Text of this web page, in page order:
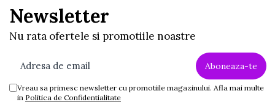
Newsletter
Nu rata ofertele si promotiile noastre
Vreau sa primesc newsletter cu promotiile magazinului. Afla mai multe
in Politica de Confidentialitate